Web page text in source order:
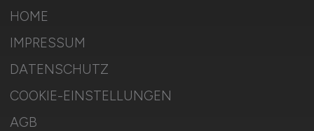
HOME
IMPRESSUM
DATENSCHUTZ
COOKIE-EINSTELLUNGEN
AGB